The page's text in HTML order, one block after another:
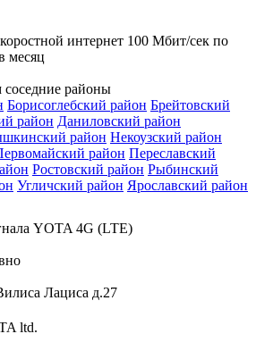
интернет 100 Мбит/сек по
месяц
районы
Борисоглебский район Брейтовский
район Даниловский район
район Некоузский район
район Переславский
Ростовский район Рыбинский
Угличский район Ярославский район
YOTA 4G (LTE)
Лациса д.27
ltd.